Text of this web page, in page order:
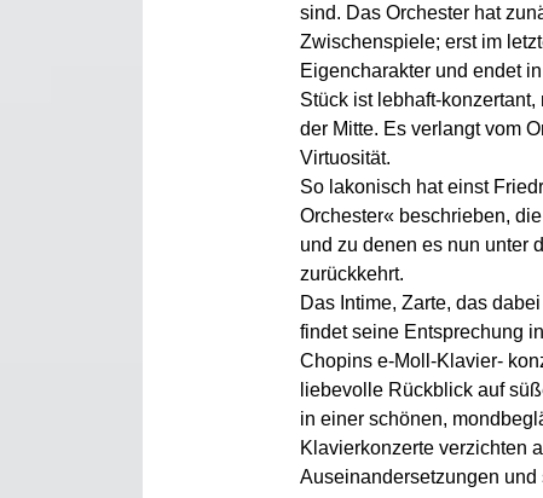
sind. Das Orchester hat
Zwischenspiele; erst im
Eigencharakter und endet
Stück ist lebhaft-
der Mitte. Es verlangt vom
Virtuosität.
So lakonisch hat einst
Orchester« beschrieben,
und zu denen es nun unter
zurückkehrt.
Das Intime, Zarte, das
findet seine Entsprechung
Chopins e-Moll-Klavier-
liebevolle Rückblick auf
in einer schönen,
Klavierkonzerte verzichten
Auseinandersetzungen